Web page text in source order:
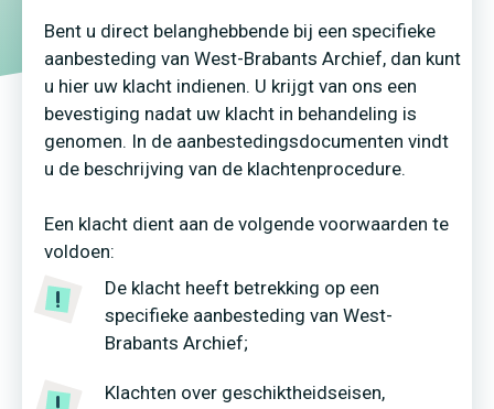
Bent u direct belanghebbende bij een specifieke
aanbesteding van West-Brabants Archief, dan kunt
u hier uw klacht indienen. U krijgt van ons een
bevestiging nadat uw klacht in behandeling is
genomen. In de aanbestedingsdocumenten vindt
u de beschrijving van de klachtenprocedure.
Een klacht dient aan de volgende voorwaarden te
voldoen:
De klacht heeft betrekking op een
specifieke aanbesteding van West-
Brabants Archief;
Klachten over geschiktheidseisen,